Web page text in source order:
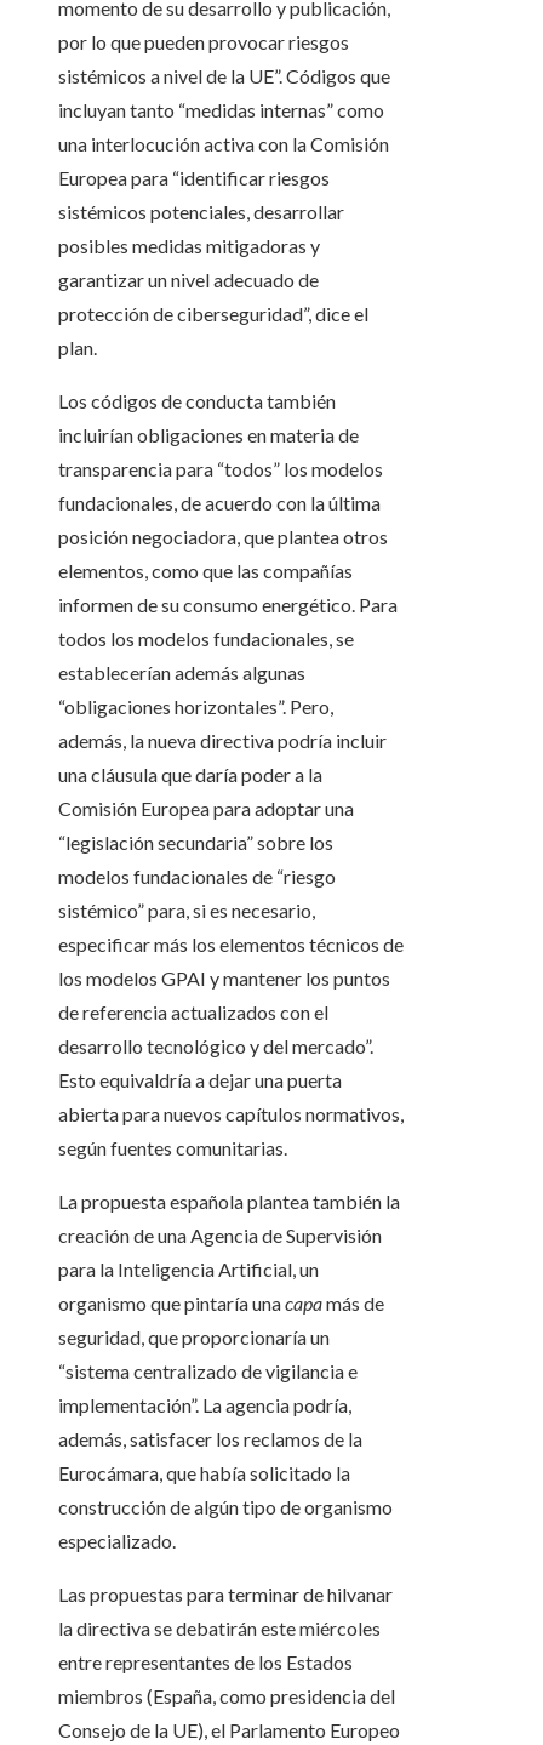
momento de su desarrollo y publicación,
por lo que pueden provocar riesgos
sistémicos a nivel de la UE”. Códigos que
incluyan tanto “medidas internas” como
una interlocución activa con la Comisión
Europea para “identificar riesgos
sistémicos potenciales, desarrollar
posibles medidas mitigadoras y
garantizar un nivel adecuado de
protección de ciberseguridad”, dice el
plan.
Los códigos de conducta también
incluirían obligaciones en materia de
transparencia para “todos” los modelos
fundacionales, de acuerdo con la última
posición negociadora, que plantea otros
elementos, como que las compañías
informen de su consumo energético. Para
todos los modelos fundacionales, se
establecerían además algunas
“obligaciones horizontales”. Pero,
además, la nueva directiva podría incluir
una cláusula que daría poder a la
Comisión Europea para adoptar una
“legislación secundaria” sobre los
modelos fundacionales de “riesgo
sistémico” para, si es necesario,
especificar más los elementos técnicos de
los modelos GPAI y mantener los puntos
de referencia actualizados con el
desarrollo tecnológico y del mercado”.
Esto equivaldría a dejar una puerta
abierta para nuevos capítulos normativos,
según fuentes comunitarias.
La propuesta española plantea también la
creación de una Agencia de Supervisión
para la Inteligencia Artificial, un
organismo que pintaría unacapamás de
seguridad, que proporcionaría un
“sistema centralizado de vigilancia e
implementación”. La agencia podría,
además, satisfacer los reclamos de la
Eurocámara, que había solicitado la
construcción de algún tipo de organismo
especializado.
Las propuestas para terminar de hilvanar
la directiva se debatirán este miércoles
entre representantes de los Estados
miembros (España, como presidencia del
Consejo de la UE), el Parlamento Europeo